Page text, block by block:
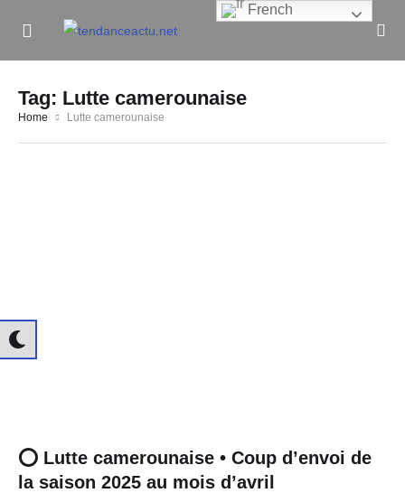
Informe Pour Bâtir / Inform To Build
Tag: Lutte camerounaise
Home Lutte camerounaise
⭕ Lutte camerounaise • Coup d’envoi de
la saison 2025 au mois d’avril
French